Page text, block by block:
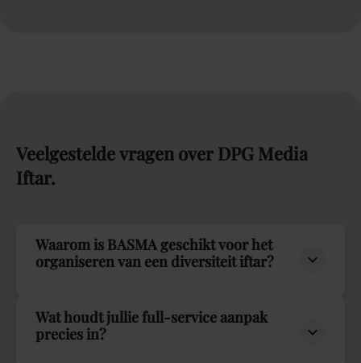
Veelgesteldevragen over DPG Media
Iftar.
Waarom is BASMA geschikt voor het
organiseren van een diversiteit iftar?
Wat houdt jullie full-service aanpak
precies in?